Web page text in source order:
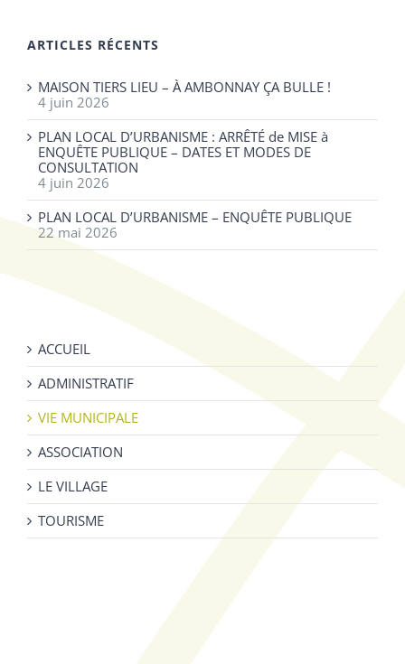
ARTICLES RÉCENTS
MAISON TIERS LIEU – À AMBONNAY ÇA BULLE !
4 juin 2026
PLAN LOCAL D’URBANISME : ARRÊTÉ de MISE à
ENQUÊTE PUBLIQUE – DATES ET MODES DE
CONSULTATION
4 juin 2026
PLAN LOCAL D’URBANISME – ENQUÊTE PUBLIQUE
22 mai 2026
ACCUEIL
ADMINISTRATIF
VIE MUNICIPALE
ASSOCIATION
LE VILLAGE
TOURISME